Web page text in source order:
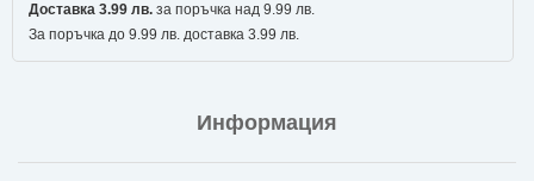
Доставка 3.99 лв.за поръчка над 9.99 лв.
За поръчка до 9.99 лв. доставка 3.99 лв.
Информация